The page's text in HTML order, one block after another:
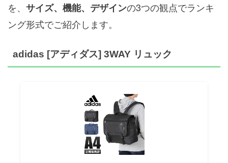
を、 サイズ、機能、デザインの3つの観点でランキ
ング形式でご紹介します。
adidas [アディダス] 3WAY リュック